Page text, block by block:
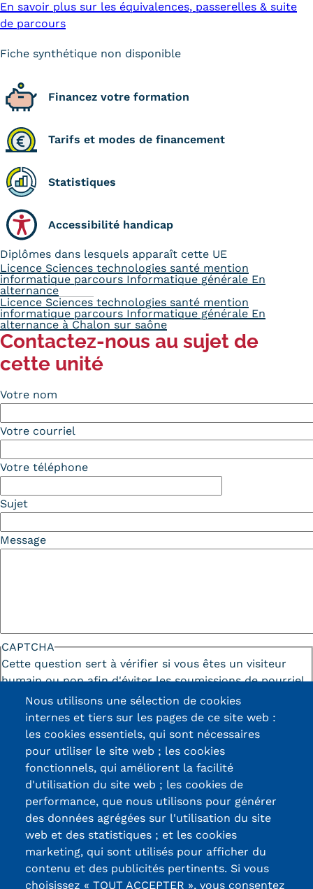
JPO
En savoir plus sur les équivalences, passerelles & suite
de parcours
Fiche synthétique non disponible
Financez votre formation
Tarifs et modes de financement
Statistiques
Accessibilité handicap
Diplômes dans lesquels apparaît cette UE
Licence Sciences technologies santé mention
informatique parcours Informatique générale En
alternance
Licence Sciences technologies santé mention
informatique parcours Informatique générale En
alternance à Chalon sur saône
Contactez-nous au sujet de
cette unité
Votre nom
Votre courriel
Votre téléphone
Sujet
Message
CAPTCHA
Cette question sert à vérifier si vous êtes un visiteur
humain ou non afin d'éviter les soumissions de pourriel
(spam) automatisées.
13, Rue Ernest
Certifications /
Labels qualité
Nous utilisons une sélection de cookies
internes et tiers sur les pages de ce site web :
les cookies essentiels, qui sont nécessaires
pour utiliser le site web ; les cookies
fonctionnels, qui améliorent la facilité
d'utilisation du site web ; les cookies de
performance, que nous utilisons pour générer
des données agrégées sur l'utilisation du site
web et des statistiques ; et les cookies
marketing, qui sont utilisés pour afficher du
contenu et des publicités pertinents. Si vous
choisissez « TOUT ACCEPTER », vous consentez